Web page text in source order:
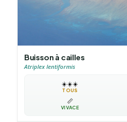
Buisson à cailles
Atriplex lentiformis
☀️☀️☀️
TOUS
📏
VIVACE